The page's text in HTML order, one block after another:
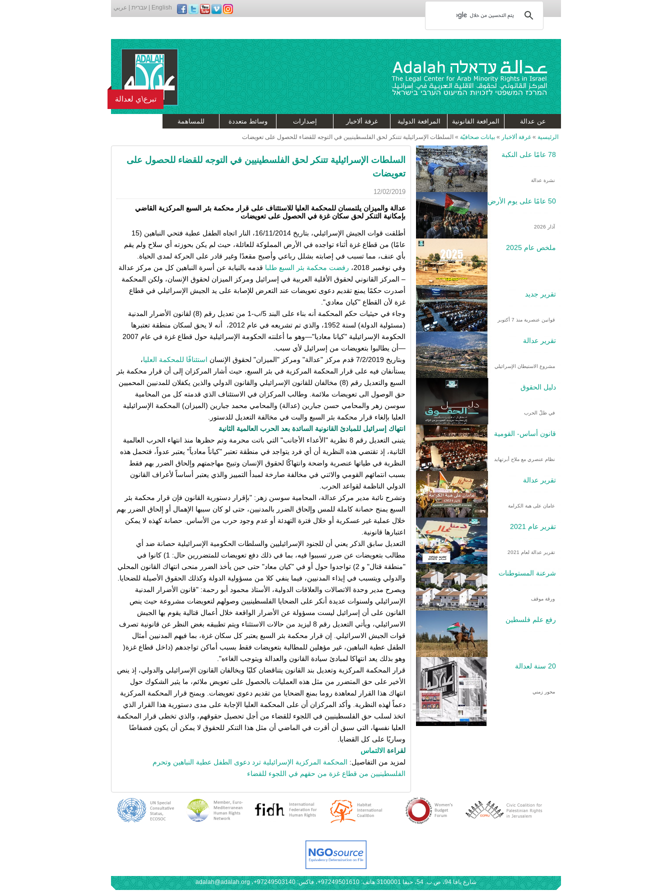
English עברית عربي
عن عدالة المرافعة القانونية المرافعة الدولية غرفة ألاخبار إصدارات وسائط متعددة للمساهمة
تبرع\ي لعدالة
الرئيسية » غرفة ألاخبار » بيانات صحافيّة » السلطات الإسرائيلية تتنكر لحق الفلسطينيين في التوجه للقضاء للحصول على تعويضات
78 عامًا على النكبة
نشرة عدالة
50 عامًا على يوم الأرض
آذار 2026
ملخص عام 2025
تقرير جديد
قوانين عنصرية منذ 7 أكتوبر
تقرير عدالة
مشروع الاستيطان الإسرائيلي
دليل الحقوق
في ظلّ الحرب
قانون أساس- القومية
نظام عنصري مع ملاح أبرتهايد
تقرير عدالة
عامان على هبة الكرامة
تقرير عام 2021
تقرير عدالة لعام 2021
شرعنة المستوطنات
ورقة موقف
رفع علم فلسطين
20 سنة لعدالة
محور زمني
السلطات الإسرائيلية تتنكر لحق الفلسطينيين في التوجه للقضاء للحصول على
تعويضات
12/02/2019
عدالة والميزان يلتمسان للمحكمة العليا للاستئناف على قرار محكمة بئر السبع المركزية القاضي
بإمكانية التنكر لحق سكان غزة في الحصول على تعويضات
أطلقت قوات الجيش الإسرائيلي، بتاريخ 16/11/2014، النار اتجاه الطفل عطية فتحي النباهين (15
عامًا) من قطاع غزة أثناء تواجده في الأرض المملوكة للعائلة، حيث لم يكن بحوزته أي سلاح ولم يقم
بأي عنف، مما تسبب في إصابته بشلل رباعي وأصبح مقعدًا وغير قادر على الحركة لمدى الحياة.
وفي نوفمبر 2018،
رفضت محكمة بئر السبع طلبا قدمه بالنيابة عن أسرة النباهين كل من مركز عدالة
– المركز القانوني لحقوق الأقلية العربية في إسرائيل ومركز الميزان لحقوق الإنسان، ولكن المحكمة
أصدرت حكمًا يمنع تقديم دعوى تعويضات عند التعرض للإصابة على يد الجيش الإسرائيلي في قطاع
غزة لأن القطاع "كيان معادي".
وجاء في حيثيات حكم المحكمة أنه بناء على البند 5/ب-1 من تعديل رقم (8) لقانون الأضرار المدنية
(مسئولية الدولة) لسنة 1952، والذي تم تشريعه في عام 2012، أنه لا يحق لسكان منطقة تعتبرها
الحكومة الإسرائيلية "كيانا معاديا"—وهو ما أعلنته الحكومة الإسرائيلية حول قطاع غزة في عام 2007
—أن يطالبوا بتعويضات من إسرائيل لأي سبب.
وبتاريخ 7/2/2019 قدم مركز "عدالة" ومركز "الميزان" لحقوق الإنسان
استئنافًا للمحكمة العليا،
يستأنفان فيه على قرار المحكمة المركزية في بئر السبع، حيث أشار المركزان إلى أن قرار محكمة بئر
السبع والتعديل رقم (8) مخالفان للقانون الإسرائيلي والقانون الدولي والذين يكفلان للمدنيين المحميين
حق الوصول الى تعويضات ملائمة. وطالب المركزان في الاستئناف الذي قدمته كل من المحامية
سوسن زهر والمحامي حسن جبارين (عدالة) والمحامي محمد جبارين (الميزان) المحكمة الإسرائيلية
العليا بإلغاء قرار محكمة بئر السبع والبت في مخالفة التعديل للدستور.
انتهاك إسرائيل للمبادئ القانونية السائدة بعد الحرب العالمية الثانية
يتبنى التعديل رقم 8 نظرية "الأعداء الأجانب" التي باتت محرمة وتم حظرها منذ انتهاء الحرب العالمية
الثانية، إذ تقتضي هذه النظرية أن أي فرد يتواجد في منطقة تعتبر "كياناً معادياً" يعتبر عدواً، فتحمل هذه
النظرية في طياتها عنصرية واضحة وانتهاكًا لحقوق الإنسان وتبيح مهاجمتهم وإلحاق الضرر بهم فقط
بسبب انتمائهم القومي والاثني في مخالفة صارخة لمبدأ التمييز والذي يعتبر أساساً لأعراف القانون
الدولي الناظمة لقواعد الحرب.
وتشرح نائبة مدير مركز عدالة، المحامية سوسن زهر: "بإقرار دستورية القانون فإن قرار محكمة بئر
السبع يمنح حصانة كاملة للمس وإلحاق الضرر بالمدنيين، حتى لو كان سببها الإهمال أو إلحاق الضرر بهم
خلال عملية غير عسكرية أو خلال فترة التهدئة أو عدم وجود حرب من الأساس. حصانة كهذه لا يمكن
اعتبارها قانونية.
التعديل سابق الذكر يعني أن للجنود الإسرائيليين والسلطات الحكومية الإسرائيلية حصانة ضد أي
مطالب بتعويضات عن ضرر تسببوا فيه، بما في ذلك دفع تعويضات للمتضررين حال: 1) كانوا في
"منطقة قتال" و 2) تواجدوا حول أو في "كيان معاد" حتى حين يأخذ الضرر منحى انتهاك القانون المحلي
والدولي ويتسبب في إيذاء المدنيين، فيما ينفي كلا من مسؤولية الدولة وكذلك الحقوق الأصيلة للضحايا.
ويصرح مدير وحدة الاتصالات والعلاقات الدولية، الأستاذ محمود أبو رحمة: "قانون الأضرار المدنية
الإسرائيلي ولسنوات عديدة أنكر على الضحايا الفلسطينيين وصولهم لتعويضات مشروعة حيث ينص
القانون على أن إسرائيل ليست مسؤولة عن الأضرار الواقعة خلال أعمال قتالية يقوم بها الجيش
الاسرائيلي، ويأتي التعديل رقم 8 ليزيد من حالات الاستثناء ويتم تطبيقه بغض النظر عن قانونية تصرف
قوات الجيش الاسرائيلي. إن قرار محكمة بئر السبع يعتبر كل سكان غزة، بما فيهم المدنيين أمثال
الطفل عطية النباهين، غير مؤهلين للمطالبة بتعويضات فقط بسبب أماكن تواجدهم (داخل قطاع غزة(
وهو بذلك يعد انتهاكا لمبادئ سيادة القانون والعدالة ويتوجب الغاءه".
قرار المحكمة المركزية وتعديل بند القانون يتناقضان كليًا ويخالفان القانون الإسرائيلي والدولي، إذ ينص
الأخير على حق المتضرر من مثل هذه العمليات بالحصول على تعويض ملائم، ما يثير الشكوك حول
انتهاك هذا القرار لمعاهدة روما بمنع الضحايا من تقديم دعوى تعويضات. ويمنح قرار المحكمة المركزية
دعماً لهذه النظرية. وأكد المركزان أن على المحكمة العليا الإجابة على مدى دستورية هذا القرار الذي
اتخذ لسلب حق الفلسطينيين في اللجوء للقضاء من أجل تحصيل حقوقهم، والذي تخطى قرار المحكمة
العليا نفسها، التي سبق أن أقرت في الماضي أن مثل هذا التنكر للحقوق لا يمكن أن يكون فضفاضًا
وساريًا على كل القضايا.
لقراءة الالتماس
لمزيد من التفاصيل: المحكمة المركزية الإسرائيلية ترد دعوى الطفل عطية النباهين وتحرم
الفلسطينيين من قطاع غزة من حقهم في اللجوء للقضاء
شارع يافا 94، ص.ب. 54، حيفا 3100001 هاتف: 97249501610+، فاكس: 97249503140+، adalah@adalah.org